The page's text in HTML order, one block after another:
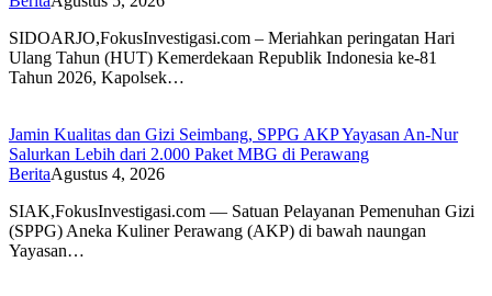
SIDOARJO,FokusInvestigasi.com – Meriahkan peringatan Hari
Ulang Tahun (HUT) Kemerdekaan Republik Indonesia ke-81
Tahun 2026, Kapolsek…
Jamin Kualitas dan Gizi Seimbang, SPPG AKP Yayasan An-Nur
Salurkan Lebih dari 2.000 Paket MBG di Perawang
BeritaAgustus 4, 2026
SIAK,FokusInvestigasi.com — Satuan Pelayanan Pemenuhan Gizi
(SPPG) Aneka Kuliner Perawang (AKP) di bawah naungan
Yayasan…